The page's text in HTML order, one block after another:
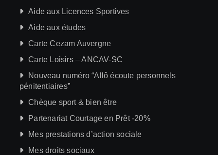
Aide aux Licences Sportives
Aide aux études
Carte Cezam Auvergne
Carte Loisirs – ANCAV-SC
Nouveau numéro “Allô écoute personnels
pénitentiaires”
Chèque sport & bien être
Partenariat Courtage en Prêt -20%
Mes prestations d’action sociale
Mes droits sociaux